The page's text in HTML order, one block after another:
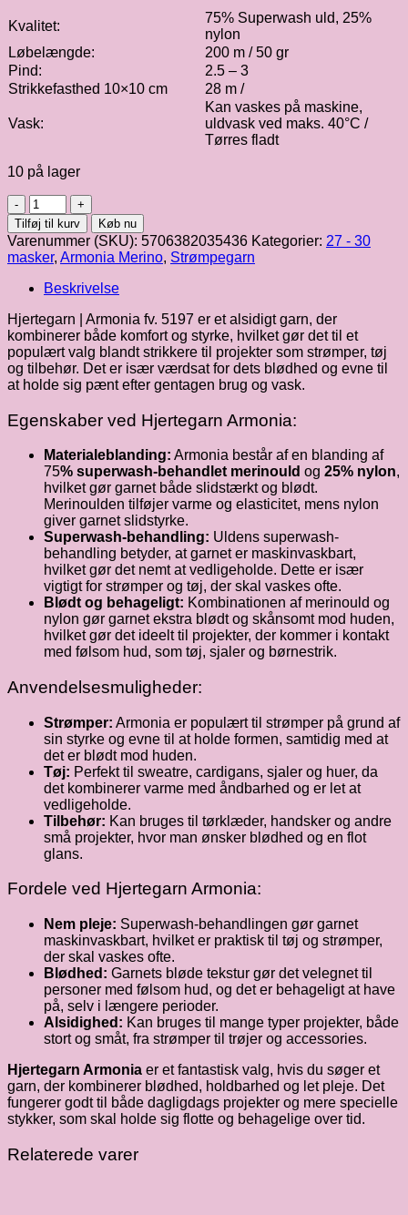
Kvalitet:
75% Superwash uld, 25%
nylon
Løbelængde:
200 m / 50 gr
Pind:
2.5 – 3
Strikkefasthed 10×10 cm
28 m /
Vask:
Kan vaskes på maskine,
uldvask ved maks. 40°C /
Tørres fladt
10 på lager
Hjertegarn
|
Armonia
fv.
5197
antal
Tilføj til kurv Køb nu
Varenummer (SKU): 5706382035436 Kategorier: 27 - 30
masker, Armonia Merino, Strømpegarn
Beskrivelse
Hjertegarn | Armonia fv. 5197 er et alsidigt garn, der
kombinerer både komfort og styrke, hvilket gør det til et
populært valg blandt strikkere til projekter som strømper, tøj
og tilbehør. Det er især værdsat for dets blødhed og evne til
at holde sig pænt efter gentagen brug og vask.
Egenskaber ved Hjertegarn Armonia:
Materialeblanding: Armonia består af en blanding af
75% superwash-behandlet merinould og 25% nylon,
hvilket gør garnet både slidstærkt og blødt.
Merinoulden tilføjer varme og elasticitet, mens nylon
giver garnet slidstyrke.
Superwash-behandling: Uldens superwash-
behandling betyder, at garnet er maskinvaskbart,
hvilket gør det nemt at vedligeholde. Dette er især
vigtigt for strømper og tøj, der skal vaskes ofte.
Blødt og behageligt: Kombinationen af merinould og
nylon gør garnet ekstra blødt og skånsomt mod huden,
hvilket gør det ideelt til projekter, der kommer i kontakt
med følsom hud, som tøj, sjaler og børnestrik.
Anvendelsesmuligheder:
Strømper: Armonia er populært til strømper på grund af
sin styrke og evne til at holde formen, samtidig med at
det er blødt mod huden.
Tøj: Perfekt til sweatre, cardigans, sjaler og huer, da
det kombinerer varme med åndbarhed og er let at
vedligeholde.
Tilbehør: Kan bruges til tørklæder, handsker og andre
små projekter, hvor man ønsker blødhed og en flot
glans.
Fordele ved Hjertegarn Armonia:
Nem pleje: Superwash-behandlingen gør garnet
maskinvaskbart, hvilket er praktisk til tøj og strømper,
der skal vaskes ofte.
Blødhed: Garnets bløde tekstur gør det velegnet til
personer med følsom hud, og det er behageligt at have
på, selv i længere perioder.
Alsidighed: Kan bruges til mange typer projekter, både
stort og småt, fra strømper til trøjer og accessories.
Hjertegarn Armonia er et fantastisk valg, hvis du søger et
garn, der kombinerer blødhed, holdbarhed og let pleje. Det
fungerer godt til både dagligdags projekter og mere specielle
stykker, som skal holde sig flotte og behagelige over tid.
Relaterede varer